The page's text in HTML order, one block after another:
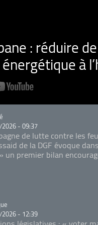
: réduire
à
- 09:37
de lutte contre les
de la DGF évoque
un premier bilan
- 12:39